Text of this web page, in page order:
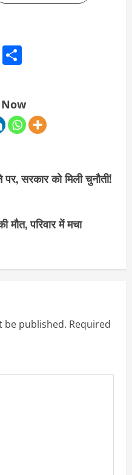
Telegram
सरकार को मिली चुनौती!
मौत, परिवार में मचा
be published. Required